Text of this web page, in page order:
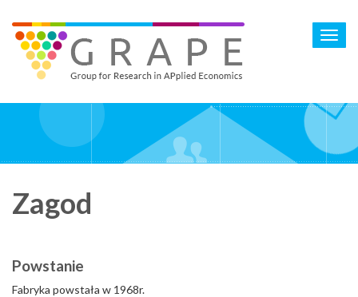
main
content
Zagod
Powstanie
Fabryka powstała w 1968r.